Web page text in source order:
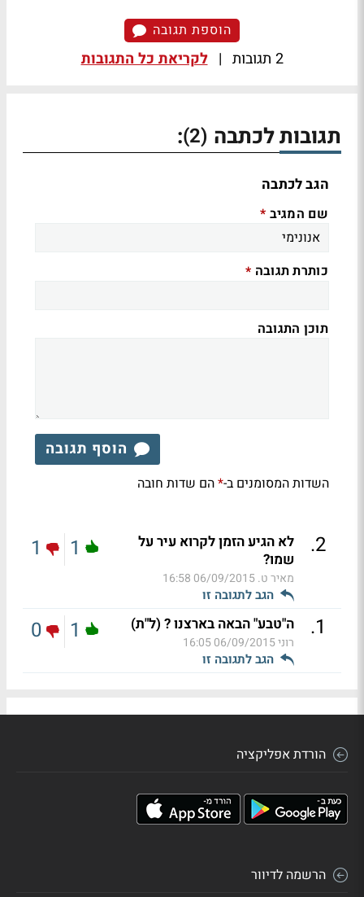
הוספת תגובה
2 תגובות | לקריאת כל התגובות
תגובות לכתבה (2)
:
הגב לכתבה
שם המגיב *
כותרת תגובה *
תוכן התגובה
הוסף תגובה
השדות המסומנים ב-*הם שדות חובה
2
.
לא הגיע הזמן לקרוא עיר על
שמו?
מאיר ט.06/09/2015 16:58
הגב לתגובה זו
1
1
1
. ה"טבע" הבאה בארצנו ? (ל"ת)
רוני06/09/2015 16:05
הגב לתגובה זו
1
0
הורדת אפליקציה
הרשמה לדיוור